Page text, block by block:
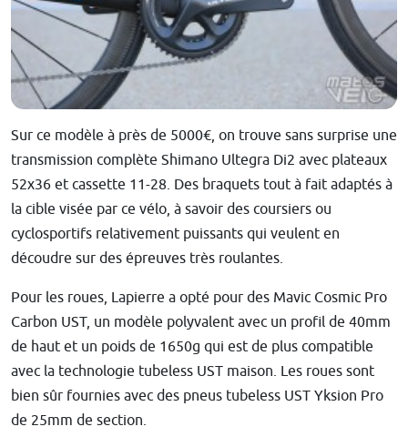
Sur ce modèle à près de 5000€, on trouve sans surprise une
transmission complète Shimano Ultegra Di2 avec plateaux
52x36 et cassette 11-28. Des braquets tout à fait adaptés à
la cible visée par ce vélo, à savoir des coursiers ou
cyclosportifs relativement puissants qui veulent en
découdre sur des épreuves très roulantes.
Pour les roues, Lapierre a opté pour des Mavic Cosmic Pro
Carbon UST, un modèle polyvalent avec un profil de 40mm
de haut et un poids de 1650g qui est de plus compatible
avec la technologie tubeless UST maison. Les roues sont
bien sûr fournies avec des pneus tubeless UST Yksion Pro
de 25mm de section.